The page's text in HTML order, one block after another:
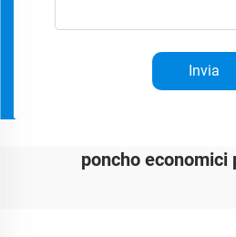
Invia
poncho economici